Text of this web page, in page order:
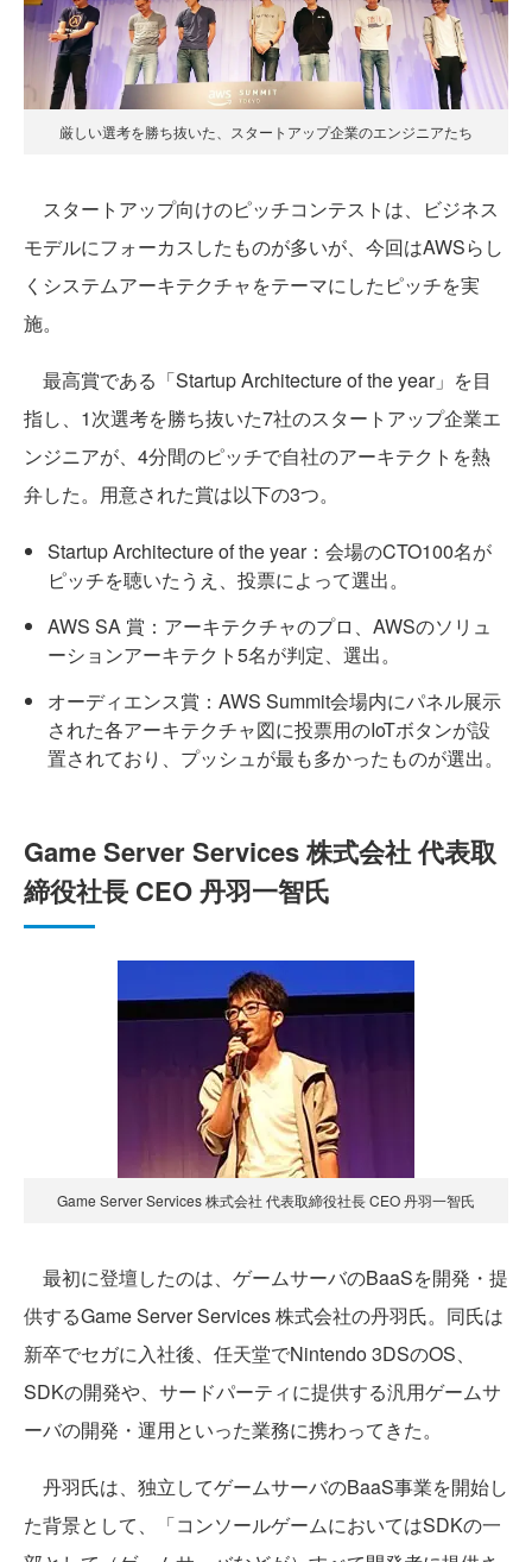
厳しい選考を勝ち抜いた、スタートアップ企業のエンジニアたち
スタートアップ向けのピッチコンテストは、ビジネス
モデルにフォーカスしたものが多いが、今回はAWSらし
くシステムアーキテクチャをテーマにしたピッチを実
施。
最高賞である「Startup Architecture of the year」を目
指し、1次選考を勝ち抜いた7社のスタートアップ企業エ
ンジニアが、4分間のピッチで自社のアーキテクトを熱
弁した。用意された賞は以下の3つ。
Startup Architecture of the year：会場のCTO100名が
ピッチを聴いたうえ、投票によって選出。
AWS SA 賞：アーキテクチャのプロ、AWSのソリュ
ーションアーキテクト5名が判定、選出。
オーディエンス賞：AWS Summit会場内にパネル展示
された各アーキテクチャ図に投票用のIoTボタンが設
置されており、プッシュが最も多かったものが選出。
Game Server Services 株式会社 代表取
締役社長 CEO 丹羽一智氏
Game Server Services 株式会社 代表取締役社長 CEO 丹羽一智氏
最初に登壇したのは、ゲームサーバのBaaSを開発・提
供するGame Server Services 株式会社の丹羽氏。同氏は
新卒でセガに入社後、任天堂でNintendo 3DSのOS、
SDKの開発や、サードパーティに提供する汎用ゲームサ
ーバの開発・運用といった業務に携わってきた。
丹羽氏は、独立してゲームサーバのBaaS事業を開始し
た背景として、「コンソールゲームにおいてはSDKの一